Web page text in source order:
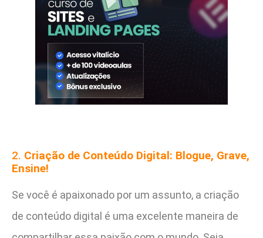
2. Criação de Conteúdo Digital: Blogue, Grave,
Ensine!
Se você é apaixonado por um assunto, a criação
de conteúdo digital é uma excelente maneira de